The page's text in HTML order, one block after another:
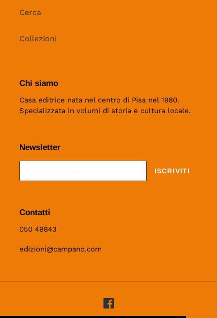
Cerca
Collezioni
Chi siamo
Casa editrice nata nel centro di Pisa nel 1980.
Specializzata in volumi di storia e cultura locale.
Newsletter
ISCRIVITI
Contatti
050 49843
edizioni@campano.com